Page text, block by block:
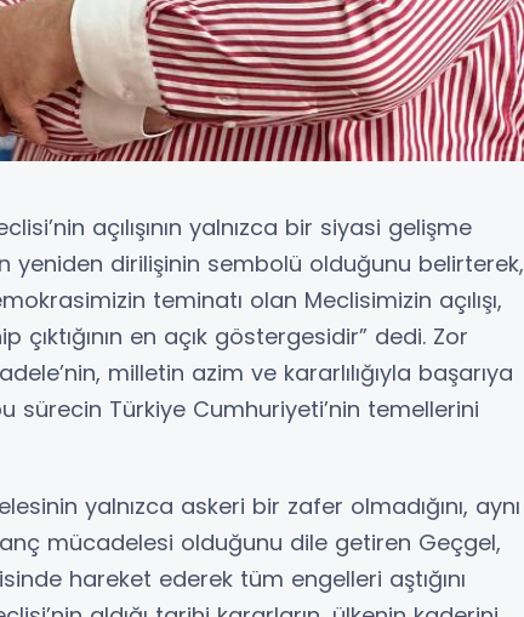
açılışının yalnızca bir siyasi gelişme
yeniden dirilişinin sembolü olduğunu belirterek,
teminatı olan Meclisimizin açılışı,
en açık göstergesidir” dedi. Zor
milletin azim ve kararlılığıyla başarıya
sürecin Türkiye Cumhuriyeti’nin temellerini
yalnızca askeri bir zafer olmadığını, aynı
mücadelesi olduğunu dile getiren Geçgel,
hareket ederek tüm engelleri aştığını